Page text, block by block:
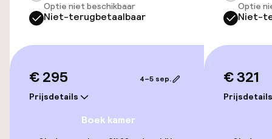
Fietsenstalling
Fietsverhuur
Fietsen beschikbaar
Toegankelijkheid
Optie niet beschikbaar
Niet-terugbetaalbaar
€ 295
Prijsdetails
4–5 sep.
Boek kamer
Optie
Niet-
€ 321
Prijsdetails